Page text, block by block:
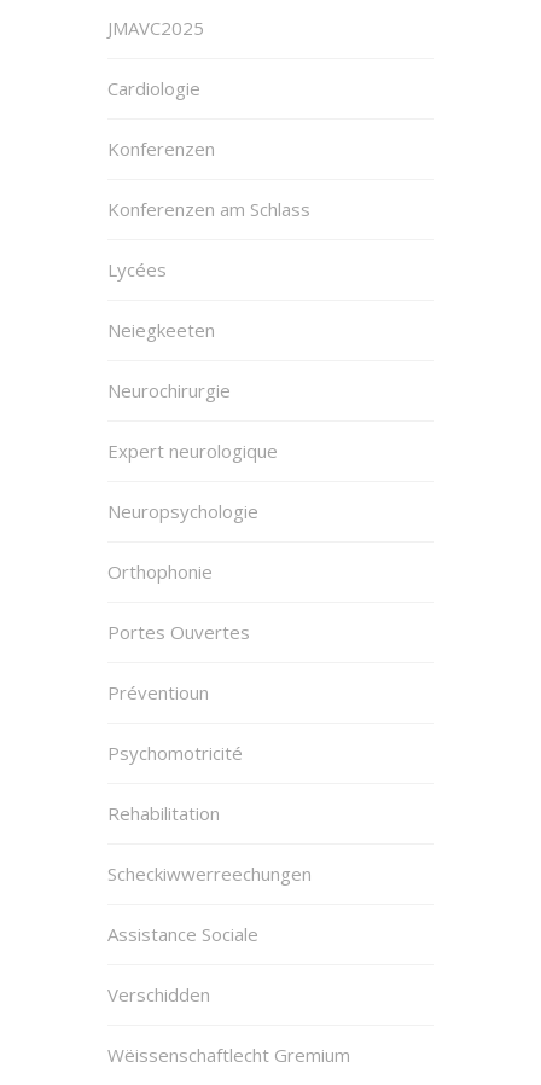
JMAVC2025
Cardiologie
Konferenzen
Konferenzen am Schlass
Lycées
Neiegkeeten
Neurochirurgie
Expert neurologique
Neuropsychologie
Orthophonie
Portes Ouvertes
Préventioun
Psychomotricité
Rehabilitation
Scheckiwwerreechungen
Assistance Sociale
Verschidden
Wëissenschaftlecht Gremium